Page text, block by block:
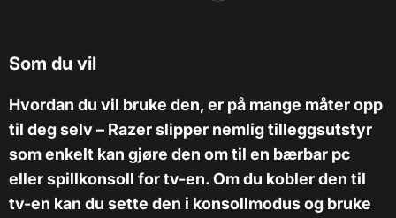
Som du vil
Hvordan du vil bruke den, er på mange måter opp
til deg selv – Razer slipper nemlig tilleggsutstyr
som enkelt kan gjøre den om til en bærbar pc
eller spillkonsoll for tv-en. Om du kobler den til
tv-en kan du sette den i konsollmodus og bruke